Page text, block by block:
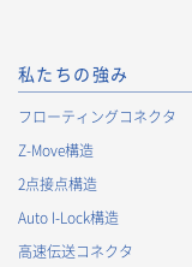
私たちの強み
フローティングコネクタ
Z-Move構造
2点接点構造
Auto I-Lock構造
高速伝送コネクタ